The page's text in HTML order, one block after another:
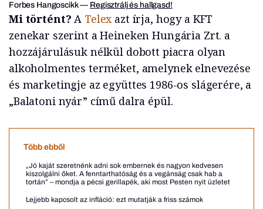
Forbes Hangoscikk— Regisztrálj és hallgasd!
Mi történt?A Telex azt írja, hogy a KFT
zenekar szerint a Heineken Hungária Zrt. a
hozzájárulásuk nélkül dobott piacra olyan
alkoholmentes terméket, amelynek elnevezése
és marketingje az együttes 1986-os slágerére, a
„Balatoni nyár” című dalra épül.
Több ebből
„Jó kaját szeretnénk adni sok embernek és nagyon kedvesen
kiszolgálni őket. A fenntarthatóság és a vegánság csak hab a
tortán” – mondja a pécsi gerillapék, aki most Pesten nyit üzletet
Lejjebb kapcsolt az infláció: ezt mutatják a friss számok